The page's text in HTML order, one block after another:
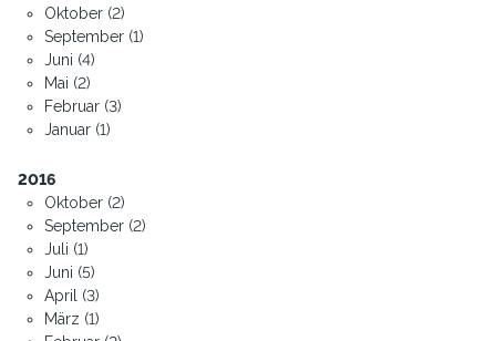
Oktober (2)
September (1)
Juni (4)
Mai (2)
Februar (3)
Januar (1)
2016
Oktober (2)
September (2)
Juli (1)
Juni (5)
April (3)
März (1)